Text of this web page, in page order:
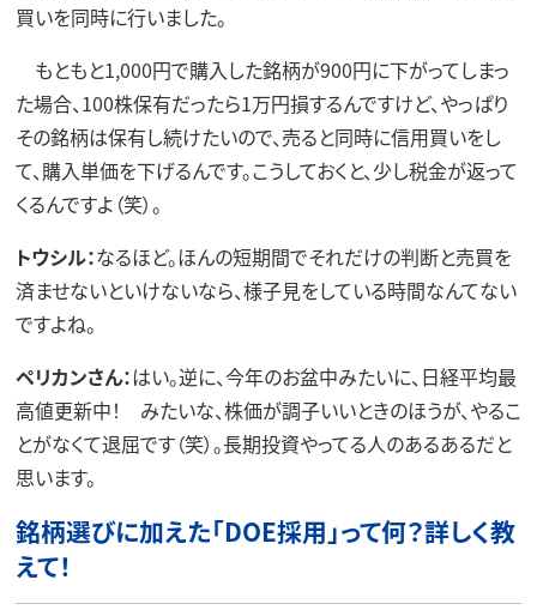
買いを同時に行いました。
もともと1,000円で購入した銘柄が900円に下がってしまっ
た場合、100株保有だったら1万円損するんですけど、やっぱり
その銘柄は保有し続けたいので、売ると同時に信用買いをし
て、購入単価を下げるんです。こうしておくと、少し税金が返って
くるんですよ（笑）。
トウシル：なるほど。ほんの短期間でそれだけの判断と売買を
済ませないといけないなら、様子見をしている時間なんてない
ですよね。
ペリカンさん：はい。逆に、今年のお盆中みたいに、日経平均最
高値更新中！ みたいな、株価が調子いいときのほうが、やるこ
とがなくて退屈です（笑）。長期投資やってる人のあるあるだと
思います。
銘柄選びに加えた「DOE採用」って何？詳しく教
えて！